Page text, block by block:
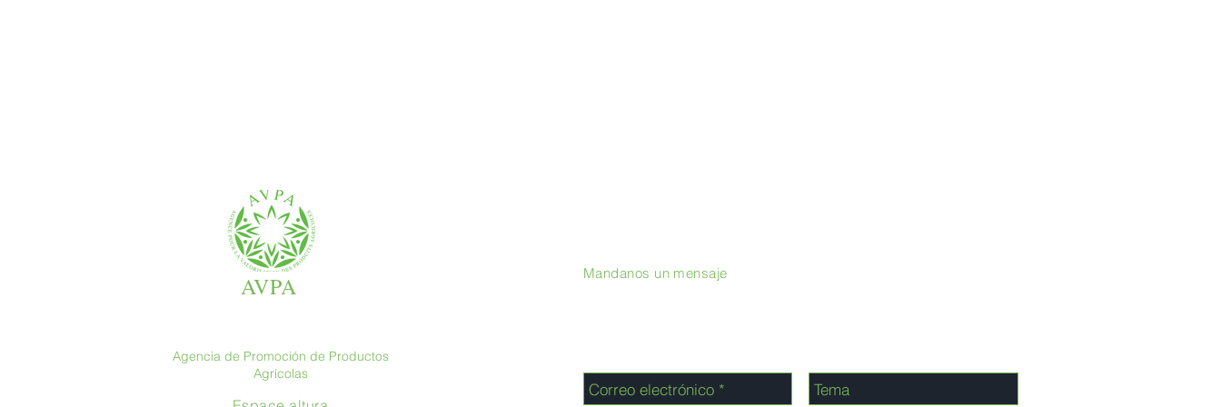
AVPA
Agencia de Promoción de Productos
Agrícolas
Mandanos un mensaje